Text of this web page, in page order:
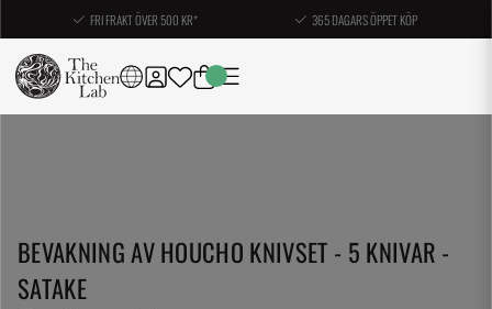
FRI FRAKT ÖVER 500 KR* 365 DAGARS ÖPPET KÖP
BEVAKNING AV HOUCHO KNIVSET - 5 KNIVAR -
SATAKE